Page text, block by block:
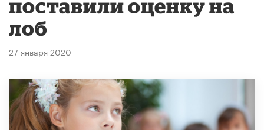
поставили оценку на
лоб
27 января 2020